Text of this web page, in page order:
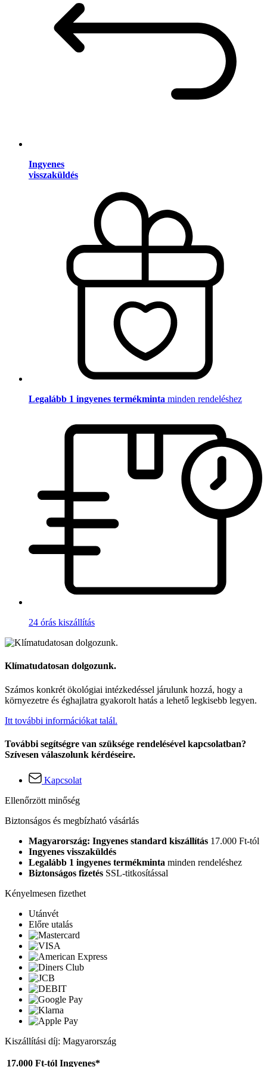
Ingyenes
visszaküldés
Legalább 1 ingyenes termékminta minden rendeléshez
24 órás kiszállítás
Klímatudatosan dolgozunk.
Számos konkrét ökológiai intézkedéssel járulunk hozzá, hogy a
környezetre és éghajlatra gyakorolt hatás a lehető legkisebb legyen.
Itt további információkat talál.
További segítségre van szüksége rendelésével kapcsolatban?
Szívesen válaszolunk kérdéseire.
Kapcsolat
Ellenőrzött minőség
Biztonságos és megbízható vásárlás
Magyarország: Ingyenes standard kiszállítás 17.000 Ft-tól
Ingyenes visszaküldés
Legalább 1 ingyenes termékminta minden rendeléshez
Biztonságos fizetés SSL-titkosítással
Kényelmesen fizethet
Utánvét
Előre utalás
Kiszállítási díj: Magyarország
17.000 Ft-tól Ingyenes*